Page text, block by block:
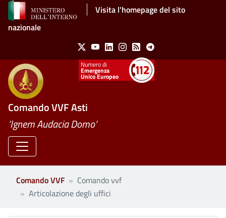
Salta al contenuto principaleVisita l'homepage del sito
nazionale
Social Menu
X YoutubeLinkedinInstagram
Feed Telegram
Emergenza
Unico Europeo
Comando VVF Asti
’Ignem Audacia Domo’
Comando VVF
Comando vvf
Articolazione degli uffici